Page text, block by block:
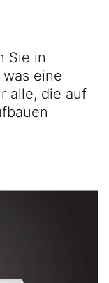
Sie in
eine
alle, die auf